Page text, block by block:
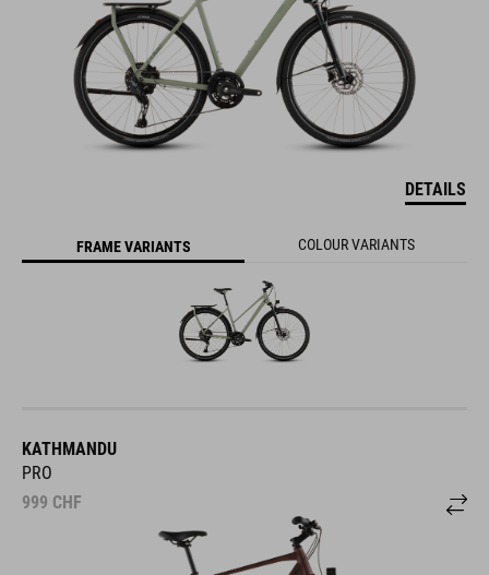
DETAILS
FRAME VARIANTS COLOUR VARIANTS
KATHMANDU
PRO
999 CHF